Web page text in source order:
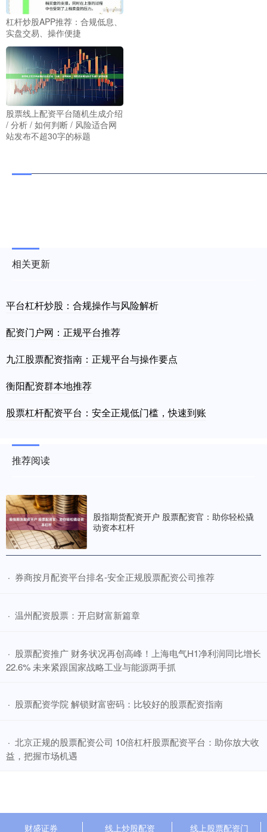
杠杆炒股APP推荐：合规低息、
实盘交易、操作便捷
股票线上配资平台随机生成介绍
/ 分析 / 如何判断 / 风险适合网
站发布不超30字的标题
相关更新
平台杠杆炒股：合规操作与风险解析
配资门户网：正规平台推荐
九江股票配资指南：正规平台与操作要点
衡阳配资群本地推荐
股票杠杆配资平台：安全正规低门槛，快速到账
推荐阅读
股指期货配资开户 股票配资官：助你轻松撬
动资本杠杆
· ​券商按月配资平台排名-安全正规股票配资公司推荐
· ​温州配资股票：开启财富新篇章
· ​股票配资推广 财务状况再创高峰！上海电气H1净利润同比增长
22.6% 未来紧跟国家战略工业与能源两手抓
· ​股票配资学院 解锁财富密码：比较好的股票配资指南
· ​北京正规的股票配资公司 10倍杠杆股票配资平台：助你放大收
益，把握市场机遇
财盛证券 线上炒股配资 线上股票配资门